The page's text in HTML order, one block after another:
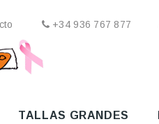
+34 936 767 877
TALLAS GRANDES